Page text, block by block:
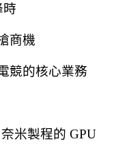
時
商機
競的核心業務
米製程的 GPU